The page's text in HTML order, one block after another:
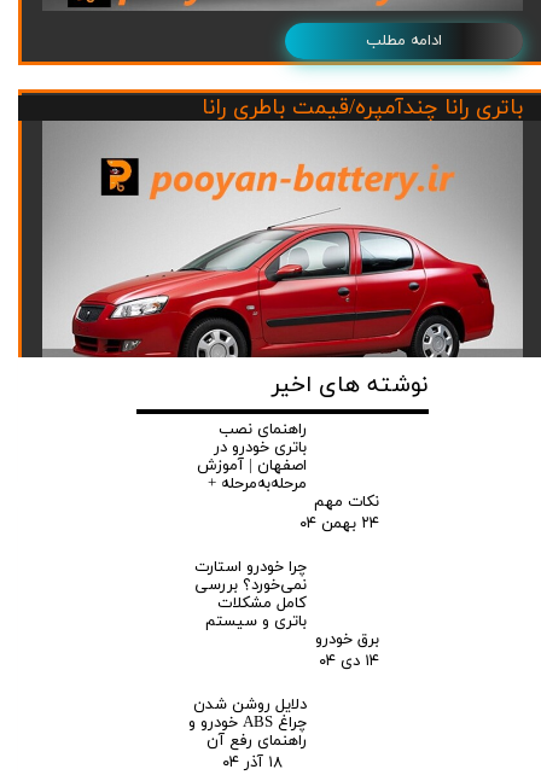
ادامه مطلب
باتری رانا چندآمپره/قیمت باطری رانا
باتری سمندچندآمپره/قیت باطری سمند
نوشته های اخیر
راهنمای نصب
باتری خودرو در
اصفهان | آموزش
مرحله‌به‌مرحله +
نکات مهم
۲۴ بهمن ۰۴
چرا خودرو استارت
نمی‌خورد؟ بررسی
کامل مشکلات
باتری و سیستم
برق خودرو
۱۴ دی ۰۴
دلایل روشن شدن
چراغ ABS خودرو و
راهنمای رفع آن
۱۸ آذر ۰۴